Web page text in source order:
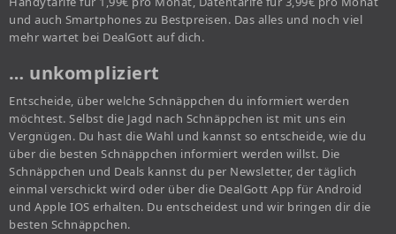
und auch Smartphones zu Bestpreisen. Das alles und noch viel
mehr wartet bei DealGott auf dich.
… unkompliziert
Entscheide, über welche Schnäppchen du informiert werden
möchtest. Selbst die Jagd nach Schnäppchen ist mit uns ein
Vergnügen. Du hast die Wahl und kannst so entscheide, wie du
über die besten Schnäppchen informiert werden willst. Die
Schnäppchen und Deals kannst du per Newsletter, der täglich
einmal verschickt wird oder über die DealGott App für Android
und Apple IOS erhalten. Du entscheidest und wir bringen dir die
besten Schnäppchen.